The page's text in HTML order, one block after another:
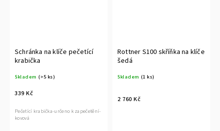
Schránka na klíče pečetící
krabička
Skladem (>5 ks)
339 Kč
Pečetící krabička-určeno k zapečetění-
kovová
Rottner S100 skříňka na klíče
šedá
Skladem (1 ks)
2 760 Kč